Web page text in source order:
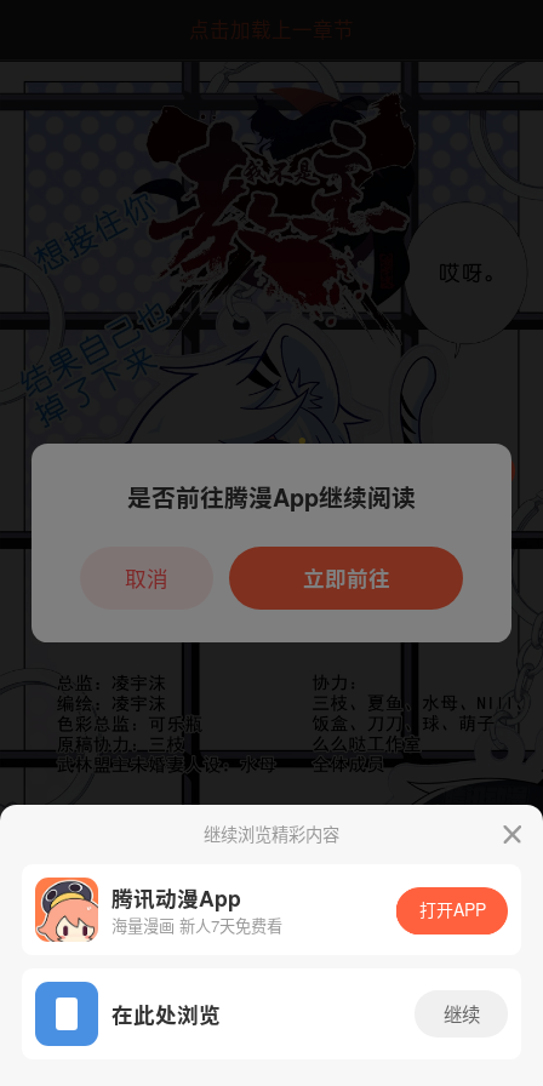
点击加载上一章节
App免费看
下一话 腾漫App免费看
继续浏览精彩内容
腾讯动漫App
海量漫画 新人7天免费看
打开APP
在此处浏览 继续
本章节仅支持App阅读，可打开App新用
户7天免费看
是否前往腾漫App继续阅读
立即前往
取消